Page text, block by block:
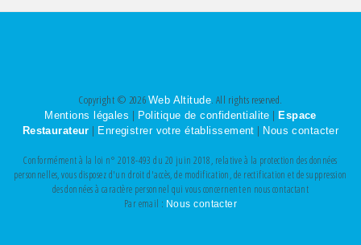
Copyright © 2026 Web Altitude. All rights reserved.
Mentions légales | Politique de confidentialite |Espace
Restaurateur | Enregistrer votre établissement | Nous contacter
Conformément à la loi n° 2018-493 du 20 juin 2018, relative à la protection des données
personnelles, vous disposez d'un droit d'accès, de modification, de rectification et de suppression
des données à caractère personnel qui vous concernent en nous contactant
Par email : Nous contacter